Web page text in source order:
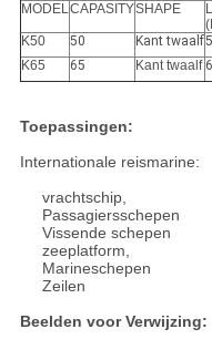
MODELCAPASITYSHAPE
K50
50 Kant twaalf
K65
65 Kant twaalf
Toepassingen:
Internationale reismarine:
vrachtschip,
Passagiersschepen
Vissende schepen
zeeplatform,
Marineschepen
Zeilen
Beelden voor Verwijzing: